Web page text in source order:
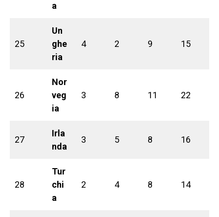
a
25
Un
ghe
ria
4 2 9 15
26
Nor
veg
ia
3 8 11 22
27
Irla
nda
3 5 8 16
28
Tur
chi
a
2 4 8 14